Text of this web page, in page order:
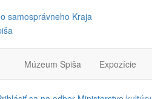
Main
navigation
Múzeum Spiša Expozície